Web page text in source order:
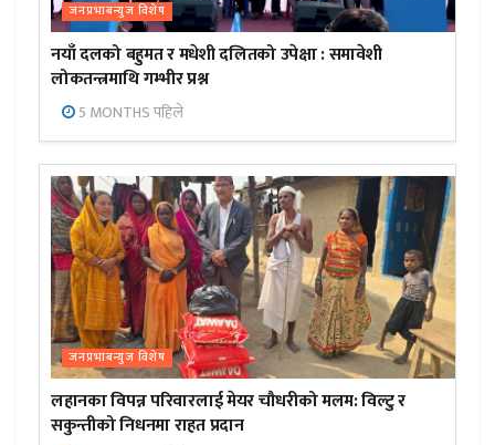
जनप्रभाबन्युज विशेष
नयाँ दलको बहुमत र मधेशी दलितको उपेक्षा : समावेशी
लोकतन्त्रमाथि गम्भीर प्रश्न
5 MONTHS पहिले
जनप्रभाबन्युज विशेष
लहानका विपन्न परिवारलाई मेयर चौधरीको मलम: विल्टु र
सकुन्तीको निधनमा राहत प्रदान